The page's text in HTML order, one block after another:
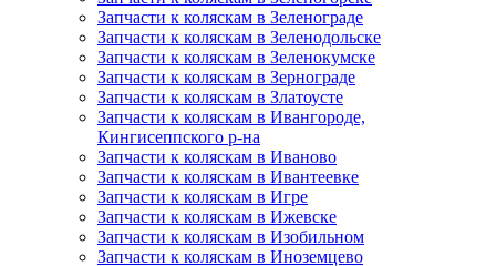
Запчасти к коляскам в Зеленограде
Запчасти к коляскам в Зеленодольске
Запчасти к коляскам в Зеленокумске
Запчасти к коляскам в Зернограде
Запчасти к коляскам в Златоусте
Запчасти к коляскам в Ивангороде,
Кингисеппского р-на
Запчасти к коляскам в Иваново
Запчасти к коляскам в Ивантеевке
Запчасти к коляскам в Игре
Запчасти к коляскам в Ижевске
Запчасти к коляскам в Изобильном
Запчасти к коляскам в Иноземцево